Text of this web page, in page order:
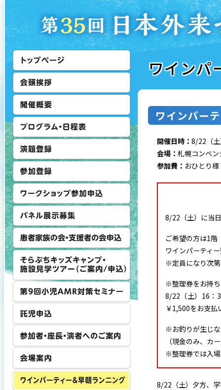
ワインパ
ワインパー
開催日時： 8/22（
会場： 札幌コンベ
参加費： おひとり
8/22（土）に当
ご希望の方は1階
ワインパーティ
※定員になり次
※整理券をお持
8/22（土）16：
￥1,500をお支払
※お釣りが生じ
（現金のみ、カ
※整理券では入
8/22（土）夕方、